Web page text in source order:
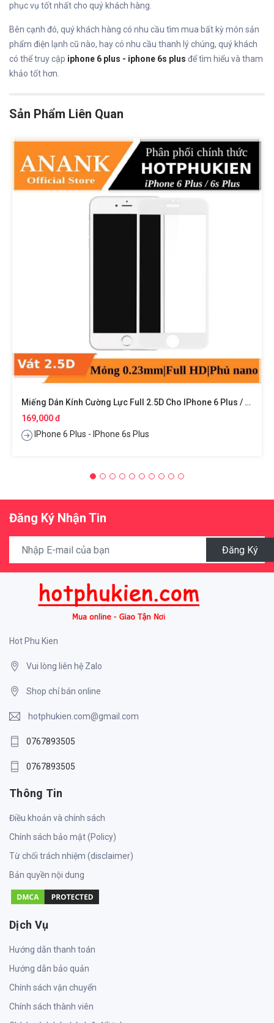
phục vụ tốt nhất cho quý khách hàng.
Bên cạnh đó, quý khách hàng có nhu cầu tìm mua bất kỳ món sản
phẩm điện lạnh cũ nào, hay có nhu cầu thanh lý chúng, quý khách
có thể truy cập iphone 6 plus - iphone 6s plus để tìm hiểu và tham
khảo tốt hơn.
Sản Phẩm Liên Quan
Miếng Dán Kính Cường Lực Full 2.5D Cho IPhone 6 Plus / IPhone 6s Plus Hiệu ANANK
169,000 đ
IPhone 6 Plus - IPhone 6s Plus
Đăng Ký Nhận Tin
Đăng Ký
Hot Phu Kien
Vui lòng liên hệ Zalo
Shop chỉ bán online
hotphukien.com@gmail.com
0767893505
0767893505
Thông Tin
Điều khoản và chính sách
Chính sách bảo mật (Policy)
Từ chối trách nhiệm (disclaimer)
Bản quyền nội dung
Dịch Vụ
Hướng dẫn thanh toán
Hướng dẫn bảo quản
Chính sách vận chuyển
Chính sách thành viên